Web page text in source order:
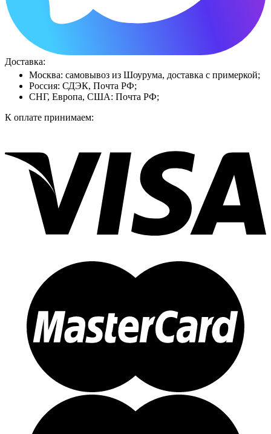
Доставка:
Москва: самовывоз из Шоурума, доставка с примеркой;
Россия: СДЭК, Почта РФ;
СНГ, Европа, США: Почта РФ;
К оплате принимаем: